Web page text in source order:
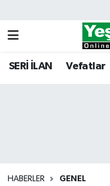
SERİ İLAN Vefatlar
HABERLER GENEL